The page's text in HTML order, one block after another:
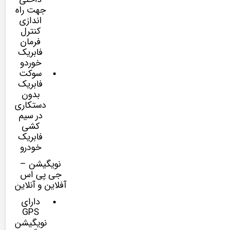
جهت راه
اندازی
کنترل
فرمان
فابریک
خوردو
سوکت
فابریک
بدون
دستکاری
در سیم
کشی
فابریک
خودرو
نویگیشن –
جی پی اس
آفلاین و آنلاین
دارای
GPS
نویگیشن